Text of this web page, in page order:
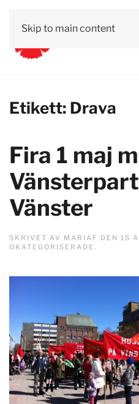
Skip to main content
Etikett: Drava
Fira 1 maj
Vänster
SKRIVET AV MARIAF DEN 15
OKATEGORISERADE.